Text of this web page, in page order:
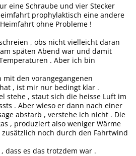
eine Schraube und vier Stecker
prophylaktisch eine andere
ohne Probleme !
, obs nicht vielleicht daran
späten Abend war und damit
. Aber ich bin
mit den vorangegangenen
, ist mir nur bedingt klar .
stehe , staut sich die heisse Luft im
. Aber wieso er dann nach einer
abstarb , verstehe ich nicht . Die
, produziert also weniger Wärme
noch durch den Fahrtwind
dass es das trotzdem war .